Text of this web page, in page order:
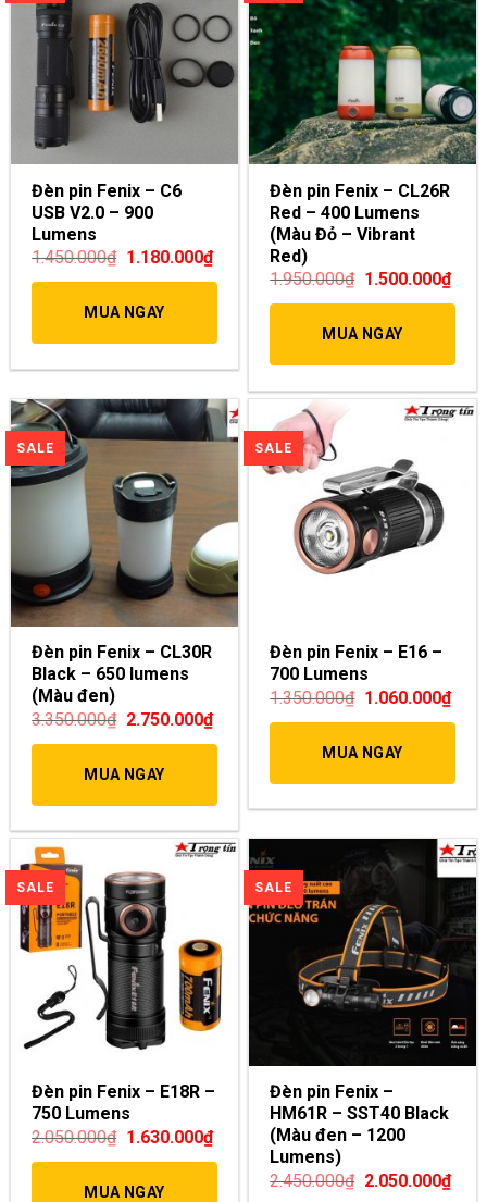
Đèn pin Fenix – C6
USB V2.0 – 900
Lumens
1.450.000₫ 1.180.000₫
MUA NGAY
Đèn pin Fenix – CL26R
Red – 400 Lumens
(Màu Đỏ – Vibrant
Red)
1.950.000₫ 1.500.000₫
MUA NGAY
Đèn pin Fenix – CL30R
Black – 650 lumens
(Màu đen)
3.350.000₫ 2.750.000₫
MUA NGAY
Đèn pin Fenix – E16 –
700 Lumens
1.350.000₫ 1.060.000₫
MUA NGAY
Đèn pin Fenix – E18R –
750 Lumens
2.050.000₫ 1.630.000₫
MUA NGAY
Đèn pin Fenix –
HM61R – SST40 Black
(Màu đen – 1200
Lumens)
2.450.000₫ 2.050.000₫